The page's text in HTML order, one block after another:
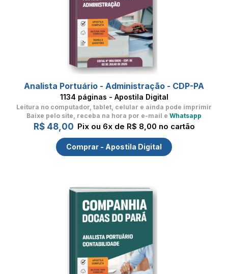
Analista Portuário - Administração - CDP-PA
1134 páginas - Apostila Digital
Leitura no computador, tablet, celular e ainda pode imprimir
Baixe pelo site, receba na hora por e-mail e Whatsapp
R$ 48,00 Pix ou 6x de R$ 8,00 no cartão
Comprar - Apostila Digital